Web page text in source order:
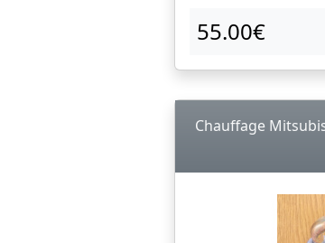
55.00€
Chauffage